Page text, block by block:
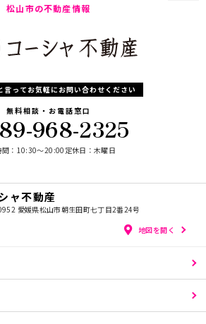
松山市の不動産情報
言ってお気軽にお問い合わせください
無料相談・お電話窓口
968-2325
間：10:30〜20:00 定休日：木曜日
ャ不動産
愛媛県松山市朝生田町七丁目2番24号
地図を開く